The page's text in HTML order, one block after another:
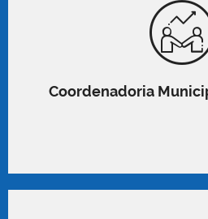
Coordenadoria